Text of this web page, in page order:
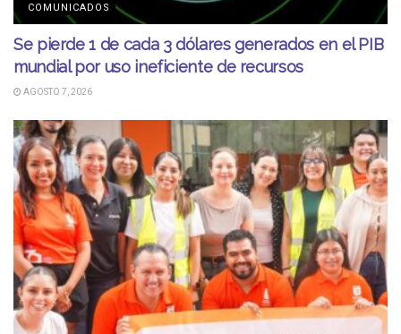
COMUNICADOS
Se pierde 1 de cada 3 dólares generados en el PIB
mundial por uso ineficiente de recursos
AGOSTO 7, 2026